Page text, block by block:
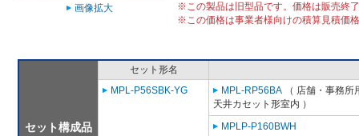
画像拡大
※この製品は旧型品です。価格は販売終
※この価格は事業者様向けの積算見積価
セット構成品
セット形名
MPL-P56SBK-YG
MPL-RP56BA （ 店舗・事務
天井カセット形室内 ）
MPLP-P160BWH